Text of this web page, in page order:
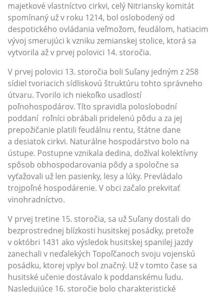
majetkové vlastníctvo cirkvi, celý Nitriansky komitát
spomínaný už v roku 1214, bol oslobodený od
despotického ovládania veľmožom, feudálom, hatiacim
vývoj smerujúci k vzniku zemianskej stolice, ktorá sa
vytvorila až v prvej polovici 14. storočia.
V prvej polovici 13. storočia boli Suľany jedným z 258
sídiel tvoriacich sídliskovú štruktúru tohto správneho
útvaru. Tvorilo ich niekoľko usadlostí
poľnohospodárov. Títo spravidla poloslobodní
poddaní roľníci obrábali pridelenú pôdu a za jej
prepožičanie platili feudálnu rentu, štátne dane
a desiatok cirkvi. Naturálne hospodárstvo bolo na
ústupe. Postupne vznikala dedina, dožíval kolektívny
spôsob obhospodarovania pôdy a spoločne sa
vyťažovali už len pasienky, lesy a lúky. Prevládalo
trojpoľné hospodárenie. V obci začalo prekvitať
vinohradníctvo.
V prvej tretine 15. storočia, sa už Suľany dostali do
bezprostrednej blízkosti husitskej posádky, pretože
v októbri 1431 ako výsledok husitskej spanilej jazdy
zanechali v neďalekých Topoľčanoch svoju vojenskú
posádku, ktorej vplyv bol značný. Už v tomto čase sa
husitské učenie dostávalo k poddanskému ľudu.
Nasledujúce 16. storočie bolo charakteristické